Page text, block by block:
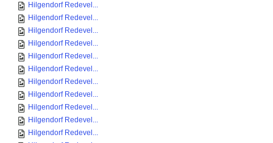
Hilgendorf Redevel...
Hilgendorf Redevel...
Hilgendorf Redevel...
Hilgendorf Redevel...
Hilgendorf Redevel...
Hilgendorf Redevel...
Hilgendorf Redevel...
Hilgendorf Redevel...
Hilgendorf Redevel...
Hilgendorf Redevel...
Hilgendorf Redevel...